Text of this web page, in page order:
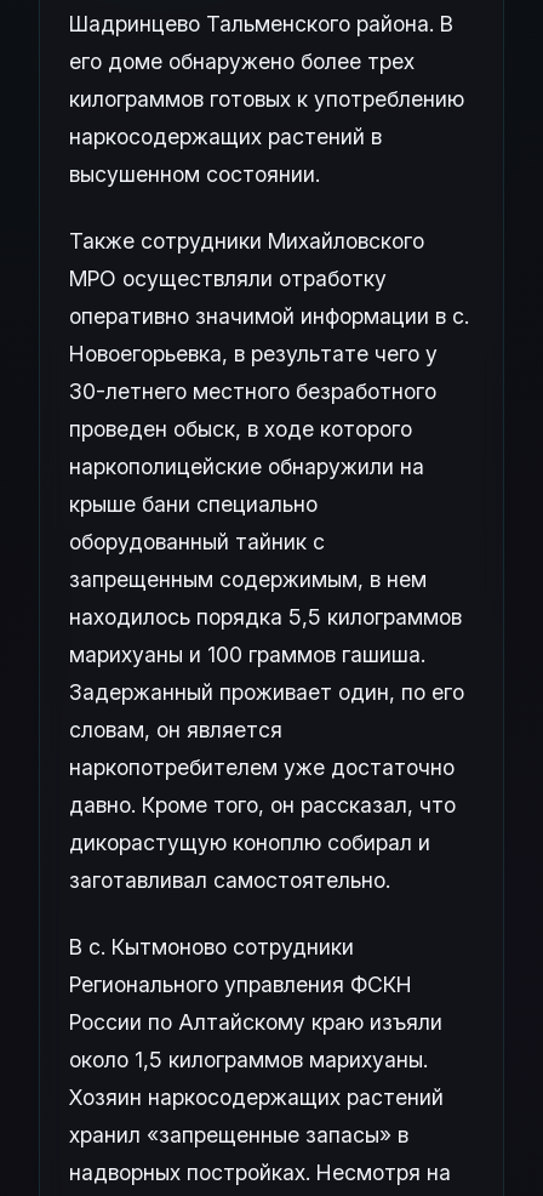
Шадринцево Тальменского района. В
его доме обнаружено более трех
килограммов готовых к употреблению
наркосодержащих растений в
высушенном состоянии.
Также сотрудники Михайловского
МРО осуществляли отработку
оперативно значимой информации в с.
Новоегорьевка, в результате чего у
30-летнего местного безработного
проведен обыск, в ходе которого
наркополицейские обнаружили на
крыше бани специально
оборудованный тайник с
запрещенным содержимым, в нем
находилось порядка 5,5 килограммов
марихуаны и 100 граммов гашиша.
Задержанный проживает один, по его
словам, он является
наркопотребителем уже достаточно
давно. Кроме того, он рассказал, что
дикорастущую коноплю собирал и
заготавливал самостоятельно.
В с. Кытмоново сотрудники
Регионального управления ФСКН
России по Алтайскому краю изъяли
около 1,5 килограммов марихуаны.
Хозяин наркосодержащих растений
хранил «запрещенные запасы» в
надворных постройках. Несмотря на